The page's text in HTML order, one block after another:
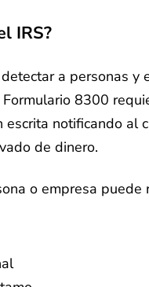
IRS?
a personas
8300
escrita notificando
de dinero.
o empresa